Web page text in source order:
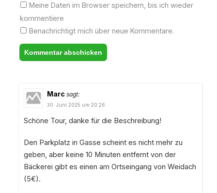
Meine Daten im Browser speichern, bis ich wieder
kommentiere
Benachrichtigt mich über neue Kommentare.
Marc sagt:
30. Juni 2025 um 20:26
Schöne Tour, danke für die Beschreibung!
Den Parkplatz in Gasse scheint es nicht mehr zu
geben, aber keine 10 Minuten entfernt von der
Bäckerei gibt es einen am Ortseingang von Weidach
(5€).